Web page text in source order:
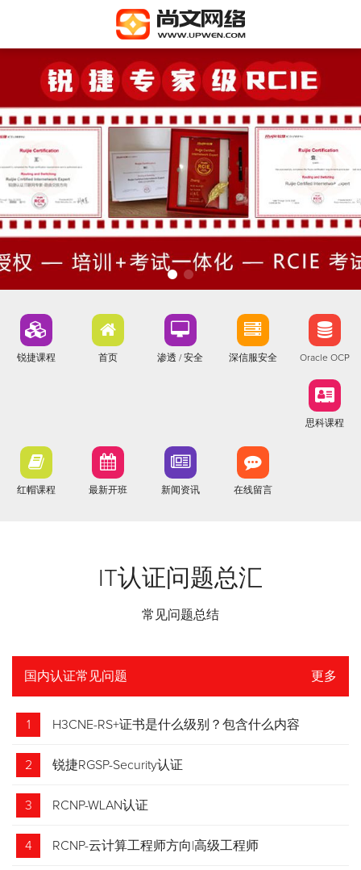
锐捷课程 首页 渗透 / 安全 深信服安全 Oracle OCP
思科课程
红帽课程 最新开班 新闻资讯 在线留言
IT认证问题总汇
常见问题总结
国内认证常见问题 更多
1 H3CNE-RS+证书是什么级别？包含什么内容
2 锐捷RGSP-Security认证
3 RCNP-WLAN认证
4 RCNP-云计算工程师方向|高级工程师